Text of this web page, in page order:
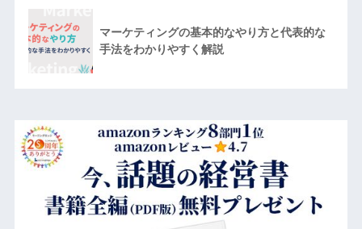
マーケティングの基本的なやり方と代表的な
手法をわかりやすく解説